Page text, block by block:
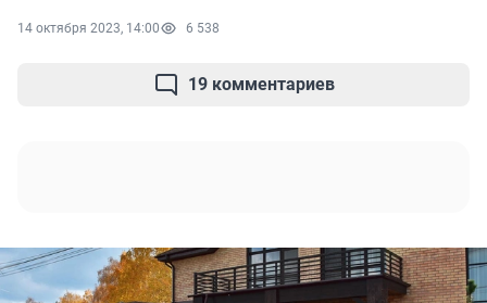
14 октября 2023, 14:00 6 538
19 комментариев